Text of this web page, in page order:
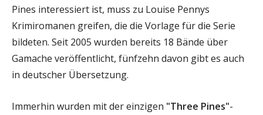
Pines interessiert ist, muss zu Louise Pennys
Krimiromanen greifen, die die Vorlage für die Serie
bildeten. Seit 2005 wurden bereits 18 Bände über
Gamache veröffentlicht, fünfzehn davon gibt es auch
in deutscher Übersetzung.
Immerhin wurden mit der einzigen "Three Pines"-